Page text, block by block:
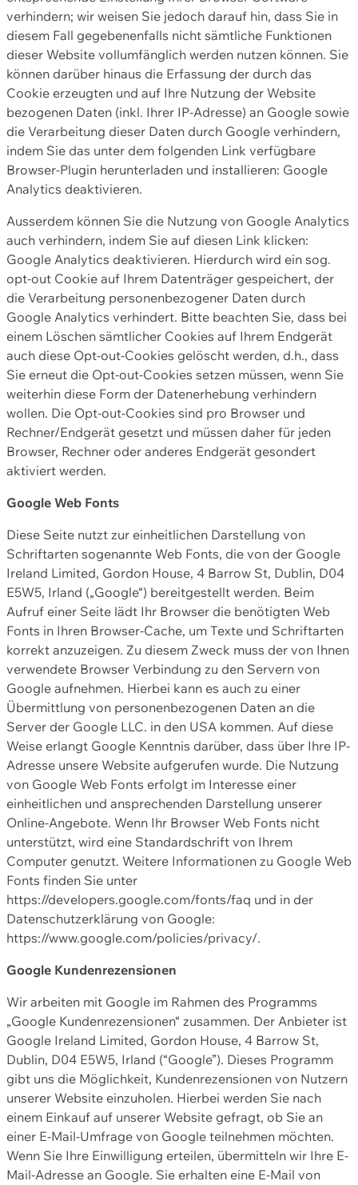
verhindern; wir weisen Sie jedoch darauf hin, dass Sie in
diesem Fall gegebenenfalls nicht sämtliche Funktionen
dieser Website vollumfänglich werden nutzen können. Sie
können darüber hinaus die Erfassung der durch das
Cookie erzeugten und auf Ihre Nutzung der Website
bezogenen Daten (inkl. Ihrer IP-Adresse) an Google sowie
die Verarbeitung dieser Daten durch Google verhindern,
indem Sie das unter dem folgenden Link verfügbare
Browser-Plugin herunterladen und installieren: Google
Analytics deaktivieren.
Ausserdem können Sie die Nutzung von Google Analytics
auch verhindern, indem Sie auf diesen Link klicken:
Google Analytics deaktivieren. Hierdurch wird ein sog.
opt-out Cookie auf Ihrem Datenträger gespeichert, der
die Verarbeitung personenbezogener Daten durch
Google Analytics verhindert. Bitte beachten Sie, dass bei
einem Löschen sämtlicher Cookies auf Ihrem Endgerät
auch diese Opt-out-Cookies gelöscht werden, d.h., dass
Sie erneut die Opt-out-Cookies setzen müssen, wenn Sie
weiterhin diese Form der Datenerhebung verhindern
wollen. Die Opt-out-Cookies sind pro Browser und
Rechner/Endgerät gesetzt und müssen daher für jeden
Browser, Rechner oder anderes Endgerät gesondert
aktiviert werden.
Google Web Fonts
Diese Seite nutzt zur einheitlichen Darstellung von
Schriftarten sogenannte Web Fonts, die von der Google
Ireland Limited, Gordon House, 4 Barrow St, Dublin, D04
E5W5, Irland („Google“) bereitgestellt werden. Beim
Aufruf einer Seite lädt Ihr Browser die benötigten Web
Fonts in Ihren Browser-Cache, um Texte und Schriftarten
korrekt anzuzeigen. Zu diesem Zweck muss der von Ihnen
verwendete Browser Verbindung zu den Servern von
Google aufnehmen. Hierbei kann es auch zu einer
Übermittlung von personenbezogenen Daten an die
Server der Google LLC. in den USA kommen. Auf diese
Weise erlangt Google Kenntnis darüber, dass über Ihre IP-
Adresse unsere Website aufgerufen wurde. Die Nutzung
von Google Web Fonts erfolgt im Interesse einer
einheitlichen und ansprechenden Darstellung unserer
Online-Angebote. Wenn Ihr Browser Web Fonts nicht
unterstützt, wird eine Standardschrift von Ihrem
Computer genutzt. Weitere Informationen zu Google Web
Fonts finden Sie unter
https://developers.google.com/fonts/faq und in der
Datenschutzerklärung von Google:
https://www.google.com/policies/privacy/.
Google Kundenrezensionen
Wir arbeiten mit Google im Rahmen des Programms
„Google Kundenrezensionen“ zusammen. Der Anbieter ist
Google Ireland Limited, Gordon House, 4 Barrow St,
Dublin, D04 E5W5, Irland (“Google”). Dieses Programm
gibt uns die Möglichkeit, Kundenrezensionen von Nutzern
unserer Website einzuholen. Hierbei werden Sie nach
einem Einkauf auf unserer Website gefragt, ob Sie an
einer E-Mail-Umfrage von Google teilnehmen möchten.
Wenn Sie Ihre Einwilligung erteilen, übermitteln wir Ihre E-
Mail-Adresse an Google. Sie erhalten eine E-Mail von